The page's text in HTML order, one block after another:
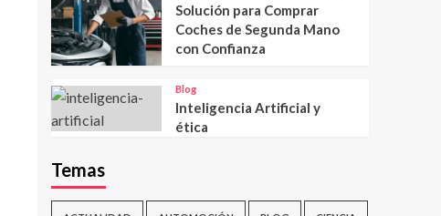
Solución para Comprar
Coches de Segunda Mano
con Confianza
Blog
Inteligencia Artificial y
ética
Temas